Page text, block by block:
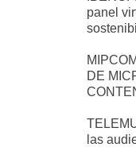
panel
DE
las